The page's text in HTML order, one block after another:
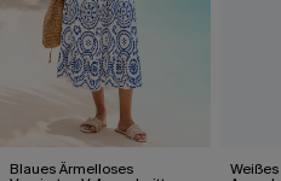
Blaues Ärmelloses